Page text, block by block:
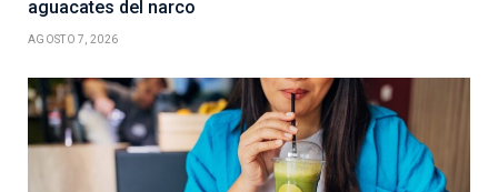
aguacates del narco
AGOSTO 7, 2026